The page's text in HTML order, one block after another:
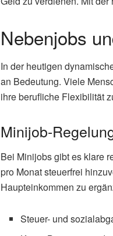
Nebenjobs
In der heutigen
an Bedeutung. Viele
ihre berufliche Flexibilität
Minijob-
Bei Minijobs gibt es klare
pro Monat steuerfrei
Haupteinkommen zu
Steuer- und